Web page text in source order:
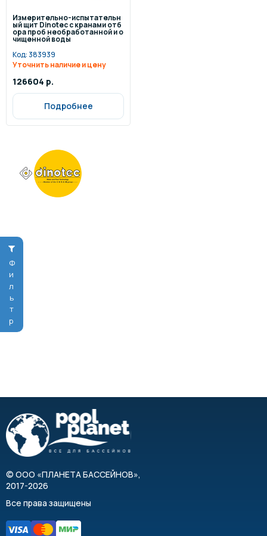
Фильтр
Измерительно-испытательн
ый щит Dinotec с кранами отб
ора проб необработанной и о
чищенной воды
Код:383939
Уточнить наличие и цену
126604 р.
Подробнее
© ООО «ПЛАНЕТА БАССЕЙНОВ»,
2017-2026
Все права защищены